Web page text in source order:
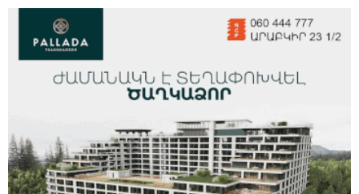
ուկրաինական 360 անօդաչու թռչող սարք
Օգոստոսի 10-ին, 11-ին, 12-ին, 13-ին, 14-ին,
17-ին, 18-ին և 20-ին հարյուրավոր
հասցեներում լույս չի լինելու